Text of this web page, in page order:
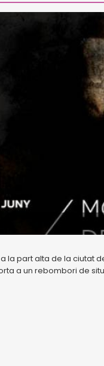
a la part alta de la
a un rebombori de